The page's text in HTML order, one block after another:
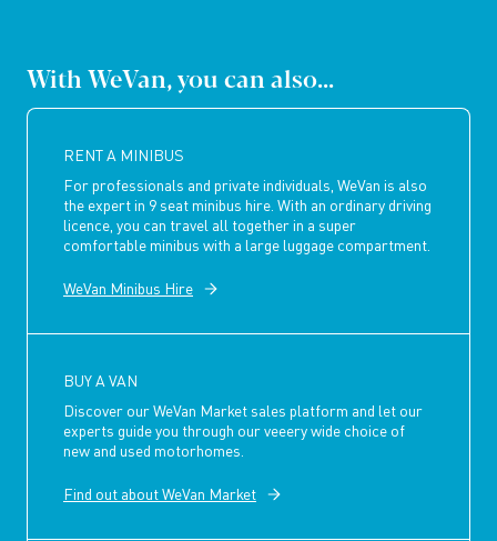
With WeVan, you can also...
RENT A MINIBUS
For professionals and private individuals, WeVan is also
the expert in 9 seat minibus hire. With an ordinary driving
licence, you can travel all together in a super
comfortable minibus with a large luggage compartment.
WeVan Minibus Hire
BUY A VAN
Discover our WeVan Market sales platform and let our
experts guide you through our veeery wide choice of
new and used motorhomes.
Find out about WeVan Market